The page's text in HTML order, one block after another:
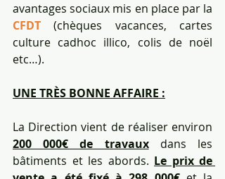
CFDT (chèques vacances, cartes
culture cadhoc illico, colis de noël
etc…).
UNE TRÈS BONNE AFFAIRE :
200 000€ de travaux
dans les
bâtiments et les abords. Le prix de